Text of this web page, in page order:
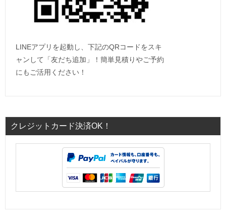
LINEアプリを起動し、下記のQRコードをスキ
ャンして「友だち追加」！簡単見積りやご予約
にもご活用ください！
クレジットカード決済OK！